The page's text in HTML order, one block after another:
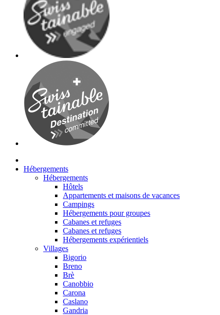
Hébergements
Hébergements
Hôtels
Appartements et maisons de vacances
Campings
Hébergements pour groupes
Cabanes et refuges
Cabanes et refuges
Hébergements expérientiels
Villages
Bigorio
Breno
Brè
Canobbio
Carona
Caslano
Gandria